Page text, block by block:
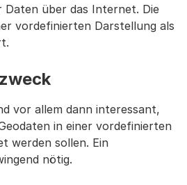
über das Internet. Die
vordefinierten Darstellung als
vor allem dann interessant,
in einer vordefinierten
werden sollen. Ein
nötig.